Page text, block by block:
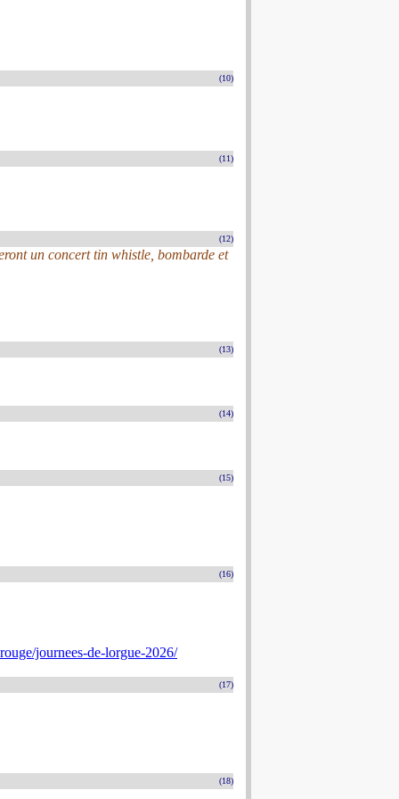
(10)
(11)
(12)
un concert tin whistle, bombarde et
(13)
(14)
(15)
(16)
journees-de-lorgue-2026/
(17)
(18)